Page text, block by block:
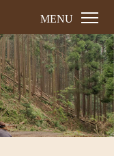
MENU